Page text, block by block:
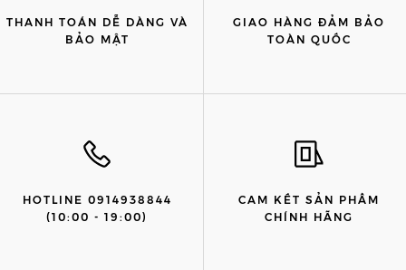
THANH TOÁN DỄ DÀNG VÀ
BẢO MẬT
GIAO HÀNG ĐẢM BẢO
TOÀN QUỐC
HOTLINE 0914938844
(10:00 - 19:00)
CAM KẾT SẢN PHẨM
CHÍNH HÃNG